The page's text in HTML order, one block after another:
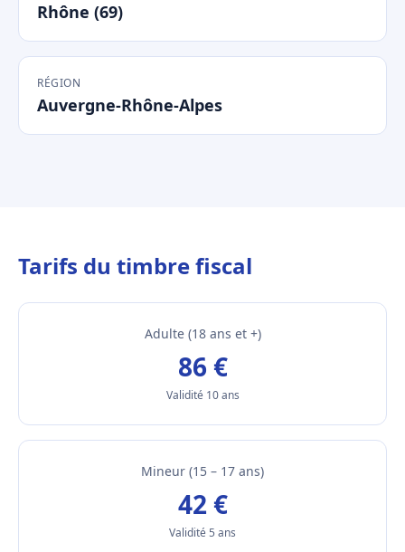
Rhône (69)
RÉGION
Auvergne-Rhône-Alpes
Tarifs du timbre fiscal
Adulte (18 ans et +)
86 €
Validité 10 ans
Mineur (15 – 17 ans)
42 €
Validité 5 ans